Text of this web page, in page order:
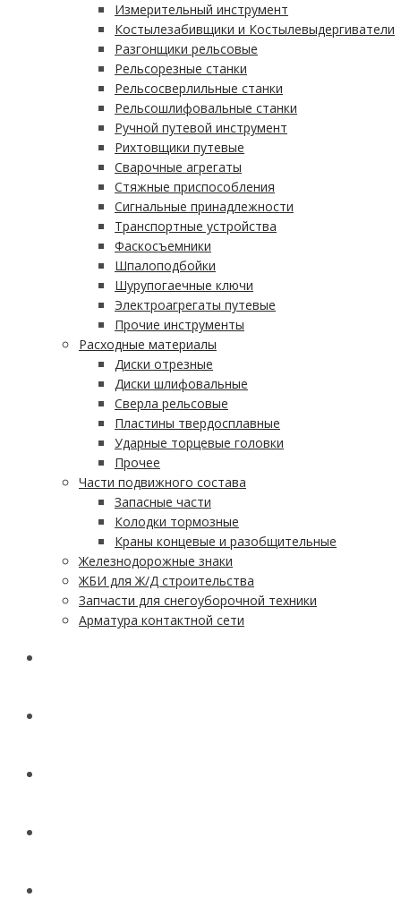
Измерительный инструмент
Костылезабивщики и Костылевыдергиватели
Разгонщики рельсовые
Рельсорезные станки
Рельсосверлильные станки
Рельсошлифовальные станки
Ручной путевой инструмент
Рихтовщики путевые
Сварочные агрегаты
Стяжные приспособления
Сигнальные принадлежности
Транспортные устройства
Фаскосъемники
Шпалоподбойки
Шурупогаечные ключи
Электроагрегаты путевые
Прочие инструменты
Расходные материалы
Диски отрезные
Диски шлифовальные
Сверла рельсовые
Пластины твердосплавные
Ударные торцевые головки
Прочее
Части подвижного состава
Запасные части
Колодки тормозные
Краны концевые и разобщительные
Железнодорожные знаки
ЖБИ для Ж/Д строительства
Запчасти для снегоуборочной техники
Арматура контактной сети